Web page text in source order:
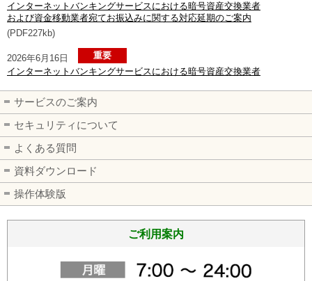
インターネットバンキングサービスにおける暗号資産交換業者
および資金移動業者宛てお振込みに関する対応延期のご案内
(PDF227kb)
2026年6月16日 重要
インターネットバンキングサービスにおける暗号資産交換業者
(PDF349kb)
2026年6月2日 ご注意
当金庫を騙るボイスフィッシングにご注意ください！
(PDF99kb)
2026年5月19日
ひめしんスタンダードＩＢのシステム障害の復旧について
2026年4月20日 ご注意
サービスのご案内
セキュリティについて
よくある質問
資料ダウンロード
操作体験版
ご利用案内